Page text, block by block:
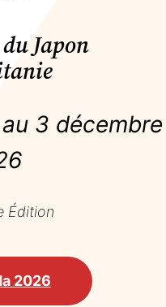
Japon
3 décembre
Édition
2026